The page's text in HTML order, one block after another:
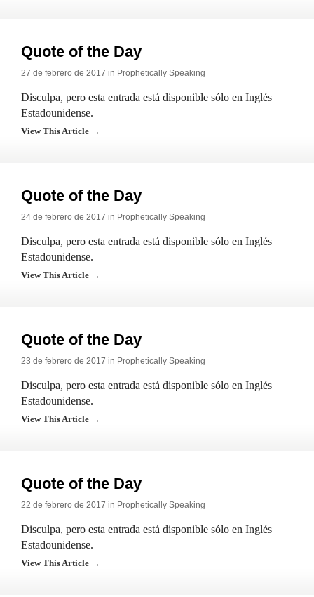
Quote of the Day
27 de febrero de 2017 in Prophetically Speaking
Disculpa, pero esta entrada está disponible sólo en Inglés
Estadounidense.
View This Article →
Quote of the Day
24 de febrero de 2017 in Prophetically Speaking
Disculpa, pero esta entrada está disponible sólo en Inglés
Estadounidense.
View This Article →
Quote of the Day
23 de febrero de 2017 in Prophetically Speaking
Disculpa, pero esta entrada está disponible sólo en Inglés
Estadounidense.
View This Article →
Quote of the Day
22 de febrero de 2017 in Prophetically Speaking
Disculpa, pero esta entrada está disponible sólo en Inglés
Estadounidense.
View This Article →